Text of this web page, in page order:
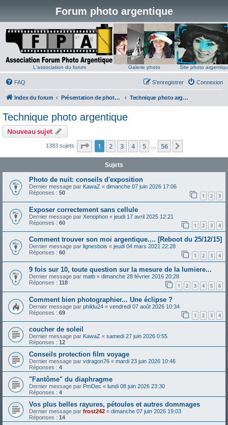
Forum photo argentique
L'association du forum Galerie photo Site photo
FAQ Connexion
S’enregistrer
Index du forum Présentation de photos argentiques Technique photo argentique
Technique photo argentique
Nouveau sujet
1383 sujets Page 1sur56
1 2 3 4 5 56
Sujets
Photo de nuit: conseils d'exposition
Dernier message par KawaZ « dimanche 07 juin 2026 17:06
Réponses : 50 1 2 3
Exposer correctement sans cellule
Dernier message par Xenophon « jeudi 17 avril 2025 12:21
Réponses : 60 1 2 3 4
Comment trouver son moi argentique.... [Reboot du 25/12/15]
Dernier message par lignesbois « jeudi 04 mars 2021 22:28
Réponses : 60 1 2 3 4
9 fois sur 10, toute question sur la mesure de la lumiere...
Dernier message par matb « dimanche 28 février 2016 20:28
Réponses : 118 1 2 3 4 5 6
Comment bien photographier... Une éclipse ?
Dernier message par phildu24 « vendredi 07 août 2026 10:34
Réponses : 69 1 2 3 4
coucher de soleil
Dernier message par KawaZ « samedi 27 juin 2026 0:55
Réponses : 12
Conseils protection film voyage
Dernier message par vdragon76 « mardi 23 juin 2026 10:46
Réponses : 4
"Fantôme" du diaphragme
Dernier message par PmDec « lundi 08 juin 2026 23:30
Réponses : 4
Vos plus belles rayures, pétoules et autres dommages
Dernier message par frost242 « dimanche 07 juin 2026 19:03
Réponses : 14